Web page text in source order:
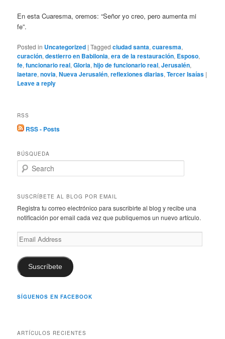
En esta Cuaresma, oremos: “Señor yo creo, pero aumenta mi
fe”.
Posted in Uncategorized |Tagged ciudad santa,cuaresma,
curación,destierro en Babilonia,era de la restauración, Esposo,
fe,funcionario real,Gloria,hijo de funcionario real,Jerusalén,
laetare,novia,Nueva Jerusalén,reflexiones diarias,Tercer Isaías |
Leave a reply
RSS
RSS - Posts
BÚSQUEDA
e
r
h
SUSCRÍBETE AL BLOG POR EMAIL
Registra tu correo electrónico para suscribirte al blog y recibe una
notificación por email cada vez que publiquemos un nuevo artículo.
Email
Address
Suscríbete
SÍGUENOS EN FACEBOOK
ARTÍCULOS RECIENTES